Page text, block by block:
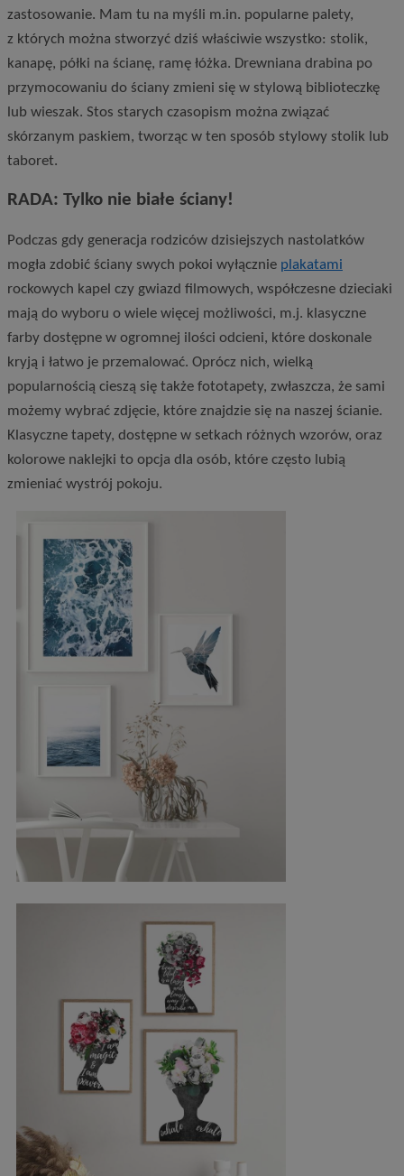
zastosowanie. Mam tu na myśli m.in. popularne palety,
z których można stworzyć dziś właściwie wszystko: stolik,
kanapę, półki na ścianę, ramę łóżka. Drewniana drabina po
przymocowaniu do ściany zmieni się w stylową biblioteczkę
lub wieszak. Stos starych czasopism można związać
skórzanym paskiem, tworząc w ten sposób stylowy stolik lub
taboret.
RADA: Tylko nie białe ściany!
Podczas gdy generacja rodziców dzisiejszych nastolatków
mogła zdobić ściany swych pokoi wyłącznie plakatami
rockowych kapel czy gwiazd filmowych, współczesne dzieciaki
mają do wyboru o wiele więcej możliwości, m.j. klasyczne
farby dostępne w ogromnej ilości odcieni, które doskonale
kryją i łatwo je przemalować. Oprócz nich, wielką
popularnością cieszą się także fototapety, zwłaszcza, że sami
możemy wybrać zdjęcie, które znajdzie się na naszej ścianie.
Klasyczne tapety, dostępne w setkach różnych wzorów, oraz
kolorowe naklejki to opcja dla osób, które często lubią
zmieniać wystrój pokoju.